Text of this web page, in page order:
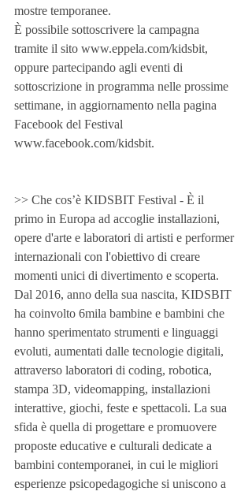
mostre temporanee.
È possibile sottoscrivere la campagna
tramite il sito www.eppela.com/kidsbit,
oppure partecipando agli eventi di
sottoscrizione in programma nelle prossime
settimane, in aggiornamento nella pagina
Facebook del Festival
www.facebook.com/kidsbit.
>> Che cos’è KIDSBIT Festival - È il
primo in Europa ad accoglie installazioni,
opere d'arte e laboratori di artisti e performer
internazionali con l'obiettivo di creare
momenti unici di divertimento e scoperta.
Dal 2016, anno della sua nascita, KIDSBIT
ha coinvolto 6mila bambine e bambini che
hanno sperimentato strumenti e linguaggi
evoluti, aumentati dalle tecnologie digitali,
attraverso laboratori di coding, robotica,
stampa 3D, videomapping, installazioni
interattive, giochi, feste e spettacoli. La sua
sfida è quella di progettare e promuovere
proposte educative e culturali dedicate a
bambini contemporanei, in cui le migliori
esperienze psicopedagogiche si uniscono a